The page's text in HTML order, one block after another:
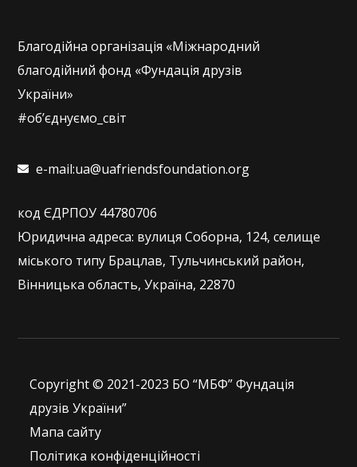
Благодійна організація «Міжнародний
благодійний фонд «Фундація друзів
України»
#об’єднуємо_світ
e-mail:ua@uafriendsfoundation.org
код ЄДРПОУ 44780706
Юридична адреса: вулиця Соборна, 124, селище
міського типу Брацлав, Тульчинський район,
Вінницька область, Україна, 22870
Copyright © 2021-2023 БО “МБФ” Фундація
друзів України”
Мапа сайту
Політика конфіденційності